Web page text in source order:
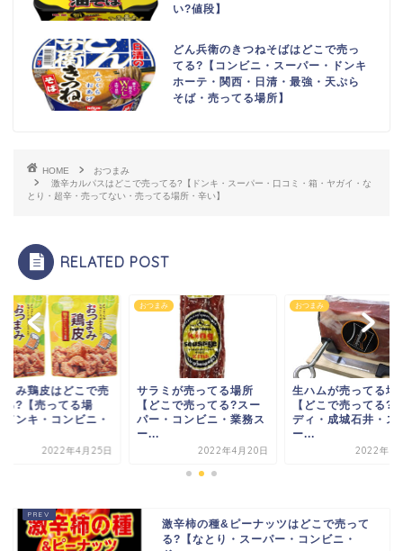
い?値段】
どん兵衛のきつねそばはどこで売っ
てる?【コンビニ・スーパー・ドンキ
ホーテ・関西・日清・最強・天ぷら
そば・売ってる場所】
HOME
おつまみ
激辛カルパスはどこで売ってる?【ドンキ・スーパー・口コミ・箱・ヤガイ・な
とり・超辛・売ってない・売ってる場所・辛い】
RELATED POST
まみ鶏皮はどこで売
る?【売ってる場
ドンキ・コンビニ・
2022年4月25日
おつまみ
サラミが売ってる場所
【どこで売ってる?スー
パー・コンビニ・業務ス
ー...
2022年4月20日
おつまみ
生ハムが売ってる場
【どこで売ってる?
ディ・成城石井・ス
ー...
2022年3
激辛柿の種&ピーナッツはどこで売って
る?【なとり・スーパー・コンビニ・